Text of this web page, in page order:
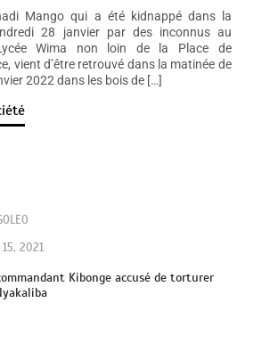
Mango qui a été kidnappé dans la
28 janvier par des inconnus au
Wima non loin de la Place de
vient d’être retrouvé dans la matinée de
2022 dans les bois de […]
2021
Kibonge accusé de torturer